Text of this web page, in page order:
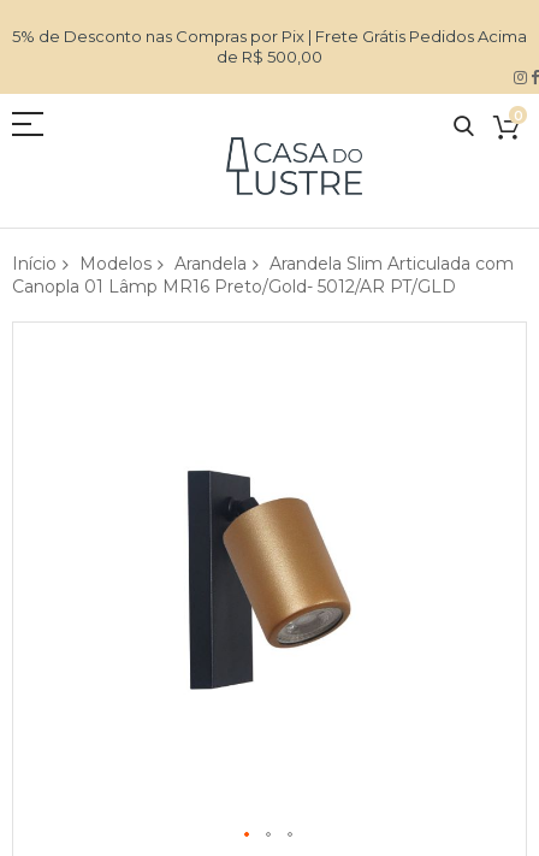
5% de Desconto nas Compras por Pix | Frete Grátis Pedidos Acima
de R$ 500,00
0
Início Modelos Arandela
Arandela Slim Articulada com
Canopla 01 Lâmp MR16 Preto/Gold- 5012/AR PT/GLD